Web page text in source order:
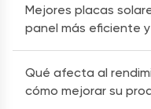
Mejores placas
panel más eficiente
Qué afecta al
cómo mejorar su